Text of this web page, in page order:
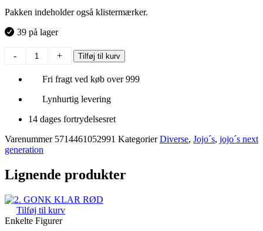
Pakken indeholder også klistermærker.
39 på lager
-
antal
+ Tilføj til kurv
Fri fragt ved køb over 999
Lynhurtig levering
14 dages fortrydelsesret
Varenummer 5714461052991 Kategorier Diverse, Jojo´s, jojo´s next
generation
Lignende produkter
Tilføj til kurv
Enkelte Figurer